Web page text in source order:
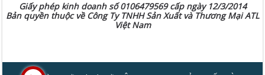
Giấy phép kinh doanh số 0106479569 cấp ngày 12/3/2014
Bản quyền thuộc về Công Ty TNHH Sản Xuất và Thương Mại ATL
Việt Nam